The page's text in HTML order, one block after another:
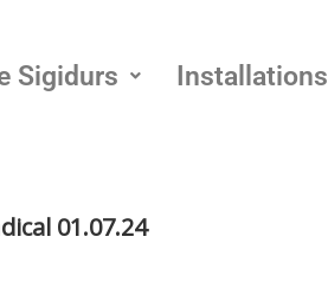
Sigidurs Installations
01.07.24